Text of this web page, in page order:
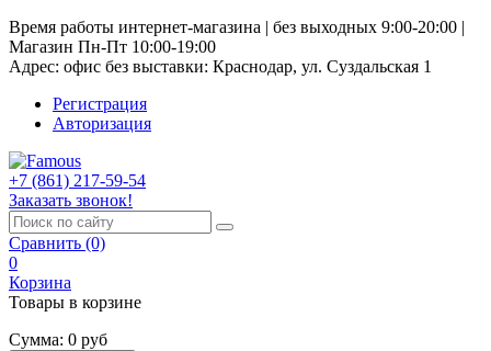
Время работы интернет-магазина | без выходных 9:00-20:00 |
Магазин Пн-Пт 10:00-19:00
Адрес: офис без выставки: Краснодар, ул. Суздальская 1
Регистрация
Авторизация
+7 (861) 217-59-54
Заказать звонок!
Сравнить (0)
0
Корзина
Товары в корзине
Сумма: 0 руб